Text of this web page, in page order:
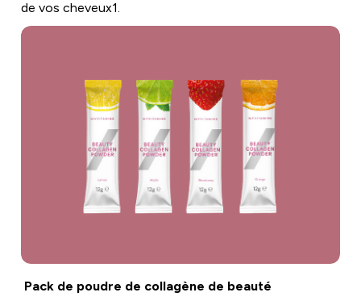
de vos cheveux1.
Pack de poudre de collagène de beauté